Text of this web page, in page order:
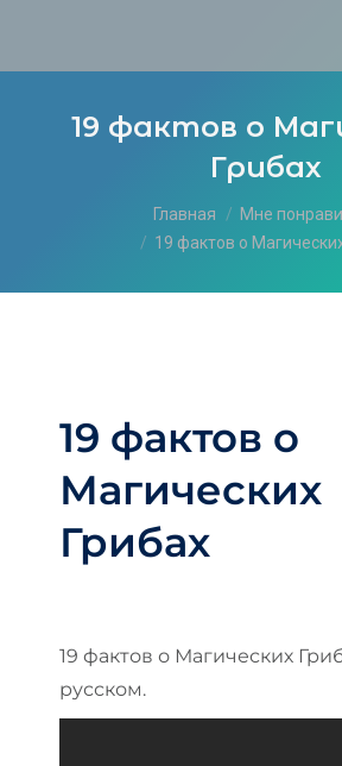
19 фактов о
Грибах
Главная
Мне
19 фактов о
19 фактов о
Магических
Грибах
19 фактов о Магических
русском.